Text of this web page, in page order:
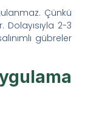
Çünkü
2-3
gübreler